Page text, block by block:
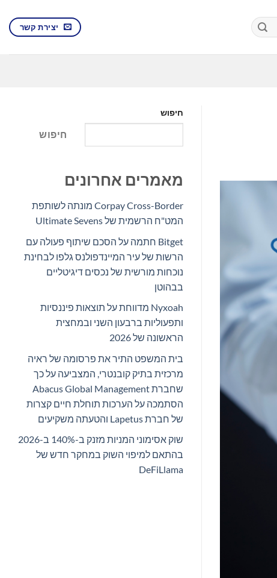
יצירת קשר
חיפוש
חיפוש
מאמרים אחרונים
Corpay Cross-Border מונתה לשותפת
המט"ח הרשמית של Ultimate Sevens
Bitget חתמה על הסכם שיתוף פעולה עם
הרשות של עיר המיינדפולנס גלפו לבחינת
נוכחות מורשית של נכסים דיגיטליים
בבהוטן
Nyxoah מדווחת על תוצאות פיננסיות
ותפעוליות ברבעון השני ובמחצית
הראשונה של 2026
בית המשפט התיר את פרסומה של ראיה
מרכזית בתיק קובנטרי, המצביעה על כך
שחברת Abacus Global Management
הסתמכה על הערכות תוחלת חיים קצרות
של חברת Lapetus והטעתה משקיעים
שוק אסימוני המניות מזנק ב-140% ב-2026
בהתאם למיפוי השוק במחקר חדש של
DeFiLlama